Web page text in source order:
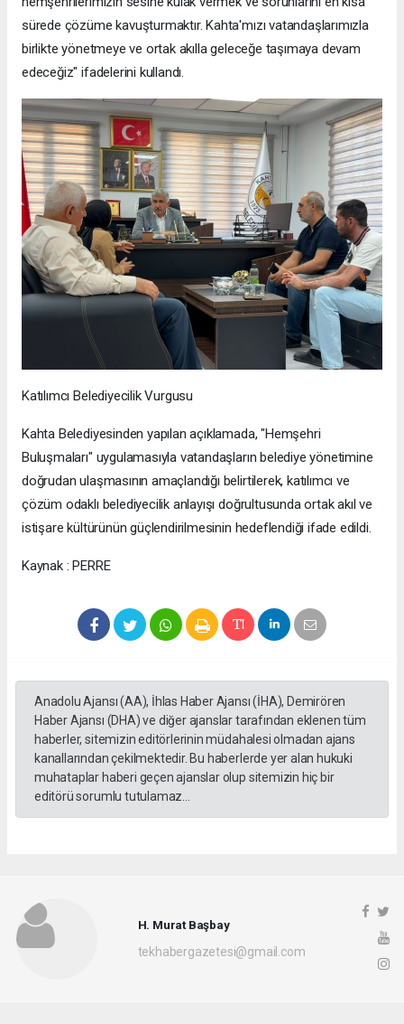
sürede çözüme kavuşturmaktır. Kahta'mızı vatandaşlarımızla
birlikte yönetmeye ve ortak akılla geleceğe taşımaya devam
edeceğiz" ifadelerini kullandı.
Katılımcı Belediyecilik Vurgusu
Kahta Belediyesinden yapılan açıklamada, "Hemşehri
Buluşmaları" uygulamasıyla vatandaşların belediye yönetimine
doğrudan ulaşmasının amaçlandığı belirtilerek, katılımcı ve
çözüm odaklı belediyecilik anlayışı doğrultusunda ortak akıl ve
istişare kültürünün güçlendirilmesinin hedeflendiği ifade edildi.
Kaynak : PERRE
Anadolu Ajansı (AA), İhlas Haber Ajansı (İHA), Demirören
Haber Ajansı (DHA) ve diğer ajanslar tarafından eklenen tüm
haberler, sitemizin editörlerinin müdahalesi olmadan ajans
kanallarından çekilmektedir. Bu haberlerde yer alan hukuki
muhataplar haberi geçen ajanslar olup sitemizin hiç bir
editörü sorumlu tutulamaz...
H. Murat Başbay
tekhabergazetesi@gmail.com